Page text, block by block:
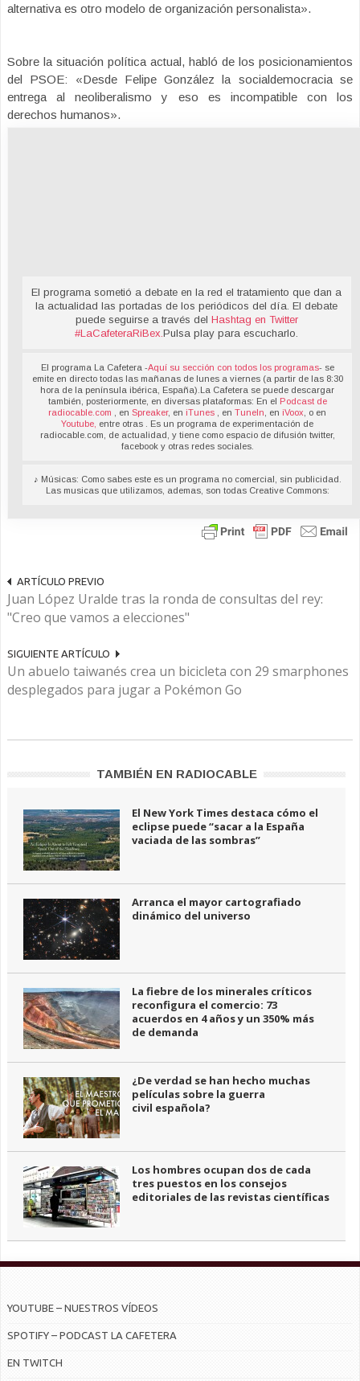
alternativa es otro modelo de organización personalista».
Sobre la situación política actual, habló de los posicionamientos
del PSOE: «Desde Felipe González la socialdemocracia se
entrega al neoliberalismo y eso es incompatible con los
derechos humanos».
El programa sometió a debate en la red el tratamiento que dan a
la actualidad las portadas de los periódicos del día. El debate
puede seguirse a través del Hashtag en Twitter
#LaCafeteraRiBex .Pulsa play para escucharlo.
El programa La Cafetera -Aquí su sección con todos los programas- se
emite en directo todas las mañanas de lunes a viernes (a partir de las 8:30
hora de la península ibérica, España).La Cafetera se puede descargar
también, posteriormente, en diversas plataformas: En el Podcast de
radiocable.com
, enSpreaker, en iTunes , enTuneIn , en iVoox , o en
Youtube, entre otras . Es un programa de experimentación de
radiocable.com, de actualidad, y tiene como espacio de difusión twitter,
facebook y otras redes sociales.
♪ Músicas: Como sabes este es un programa no comercial, sin publicidad.
Las musicas que utilizamos, ademas, son todas Creative Commons:
ARTÍCULO PREVIO
Juan López Uralde tras la ronda de consultas del rey:
"Creo que vamos a elecciones"
SIGUIENTE ARTÍCULO
Un abuelo taiwanés crea un bicicleta con 29 smarphones
desplegados para jugar a Pokémon Go
TAMBIÉN EN RADIOCABLE
El New York Times destaca cómo el
eclipse puede “sacar a la España
vaciada de las sombras”
Arranca el mayor cartografiado
dinámico del universo
La fiebre de los minerales críticos
reconfigura el comercio: 73
acuerdos en 4 años y un 350% más
de demanda
¿De verdad se han hecho muchas
películas sobre la guerra
civil española?
Los hombres ocupan dos de cada
tres puestos en los consejos
editoriales de las revistas científicas
YOUTUBE – NUESTROS VÍDEOS
SPOTIFY – PODCAST LA CAFETERA
EN TWITCH